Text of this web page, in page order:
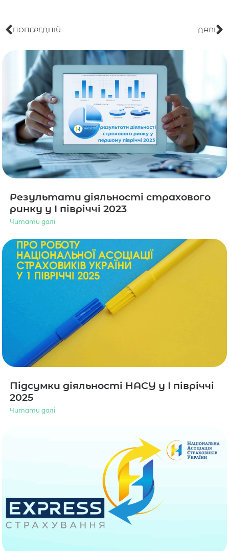
ПОПЕРЕДНІЙ ДАЛІ
Результати діяльності страхового
ринку у І півріччі 2023
Читати далі
Підсумки діяльності НАСУ у І півріччі
2025
Читати далі